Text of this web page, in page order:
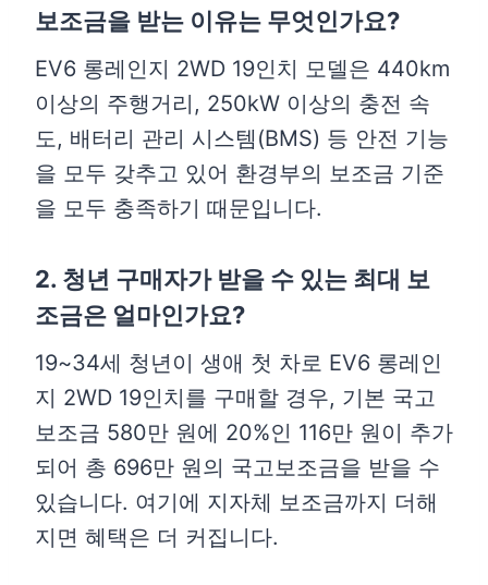
보조금을 받는 이유는 무엇인가요?
EV6 롱레인지 2WD 19인치 모델은 440km
이상의 주행거리, 250kW 이상의 충전 속
도, 배터리 관리 시스템(BMS) 등 안전 기능
을 모두 갖추고 있어 환경부의 보조금 기준
을 모두 충족하기 때문입니다.
2. 청년 구매자가 받을 수 있는 최대 보
조금은 얼마인가요?
19~34세 청년이 생애 첫 차로 EV6 롱레인
지 2WD 19인치를 구매할 경우, 기본 국고
보조금 580만 원에 20%인 116만 원이 추가
되어 총 696만 원의 국고보조금을 받을 수
있습니다. 여기에 지자체 보조금까지 더해
지면 혜택은 더 커집니다.